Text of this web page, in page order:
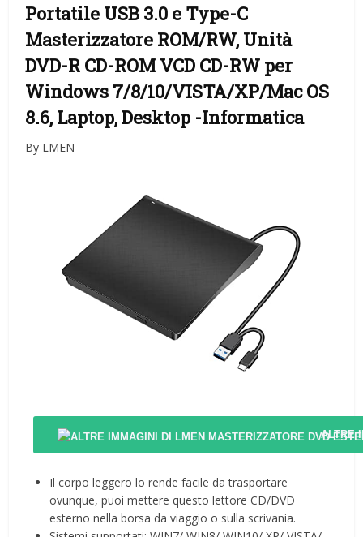
Portatile USB 3.0 e Type-C
Masterizzatore ROM/RW, Unità
DVD-R CD-ROM VCD CD-RW per
Windows 7/8/10/VISTA/XP/Mac OS
8.6, Laptop, Desktop -Informatica
By LMEN
ALTRE
Il corpo leggero lo rende facile da trasportare
ovunque, puoi mettere questo lettore CD/DVD
esterno nella borsa da viaggio o sulla scrivania.